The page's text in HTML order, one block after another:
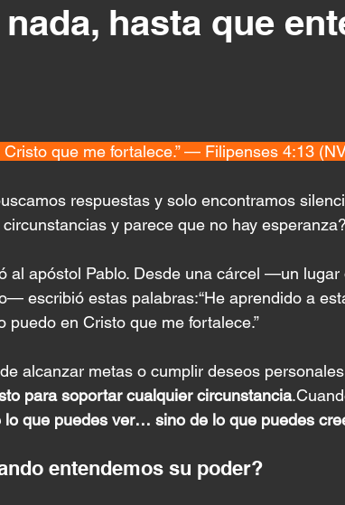
hasta que
Cristo que me fortalece.” — Filipenses 4:13
respuestas y solo encontramos
y parece que no hay esperanza?
al apóstol Pablo. Desde una cárcel —un
escribió estas palabras:“He aprendido a
en Cristo que me fortalece.”
alcanzar metas o cumplir deseos
para soportar cualquier circunstancia
lo que puedes ver… sino de lo que puedes
entendemos su poder?